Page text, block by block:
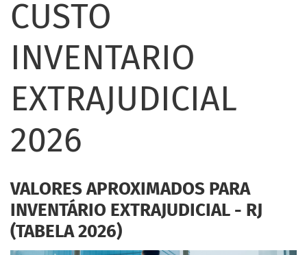
CUSTO
INVENTARIO
EXTRAJUDICIAL
2026
VALORES APROXIMADOS PARA
INVENTÁRIO EXTRAJUDICIAL - RJ
(TABELA 2026)